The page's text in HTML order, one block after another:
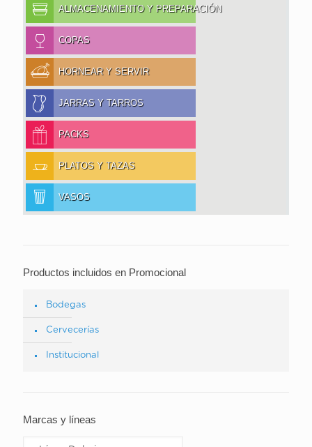
ALMACENAMIENTO Y PREPARACIÓN
COPAS
HORNEAR Y SERVIR
JARRAS Y TARROS
PACKS
PLATOS Y TAZAS
VASOS
Productos incluidos en Promocional
Bodegas
Cervecerías
Institucional
Marcas y líneas